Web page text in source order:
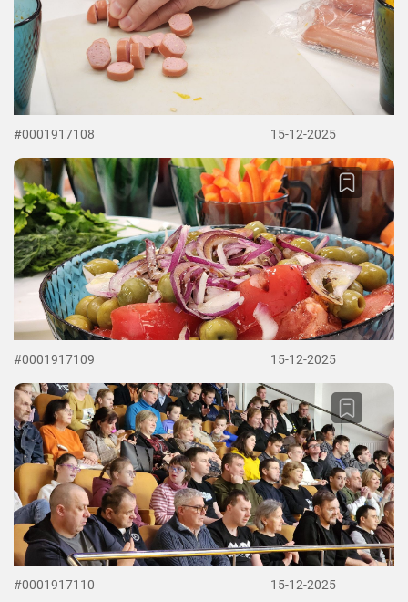
#0001917108 15-12-2025
#0001917109 15-12-2025
#0001917110 15-12-2025